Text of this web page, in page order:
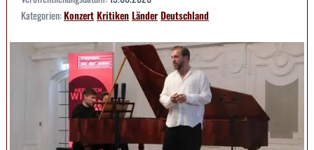
Kategorien:KonzertKritikenLänderDeutschland